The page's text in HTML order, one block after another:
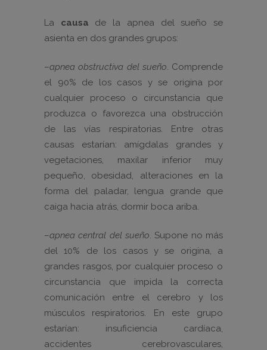
La causa de la apnea del sueño se
asienta en dos grandes grupos:
–apnea obstructiva del sueño. Comprende
el 90% de los casos y se origina por
cualquier proceso o circunstancia que
produzca o favorezca una obstrucción
de las vías respiratorias. Entre otras
causas estarían: amígdalas grandes y
vegetaciones, maxilar inferior muy
pequeño, obesidad, alteraciones en la
forma del paladar, lengua grande que
caiga hacia atrás, dormir boca ariba.
–apnea central del sueño. Supone no más
del 10% de los casos y se origina, a
grandes rasgos, por cualquier proceso o
circunstancia que impida la correcta
comunicación entre el cerebro y los
músculos respiratorios. En este grupo
estarían: insuficiencia cardíaca,
accidentes cerebrovasculares,